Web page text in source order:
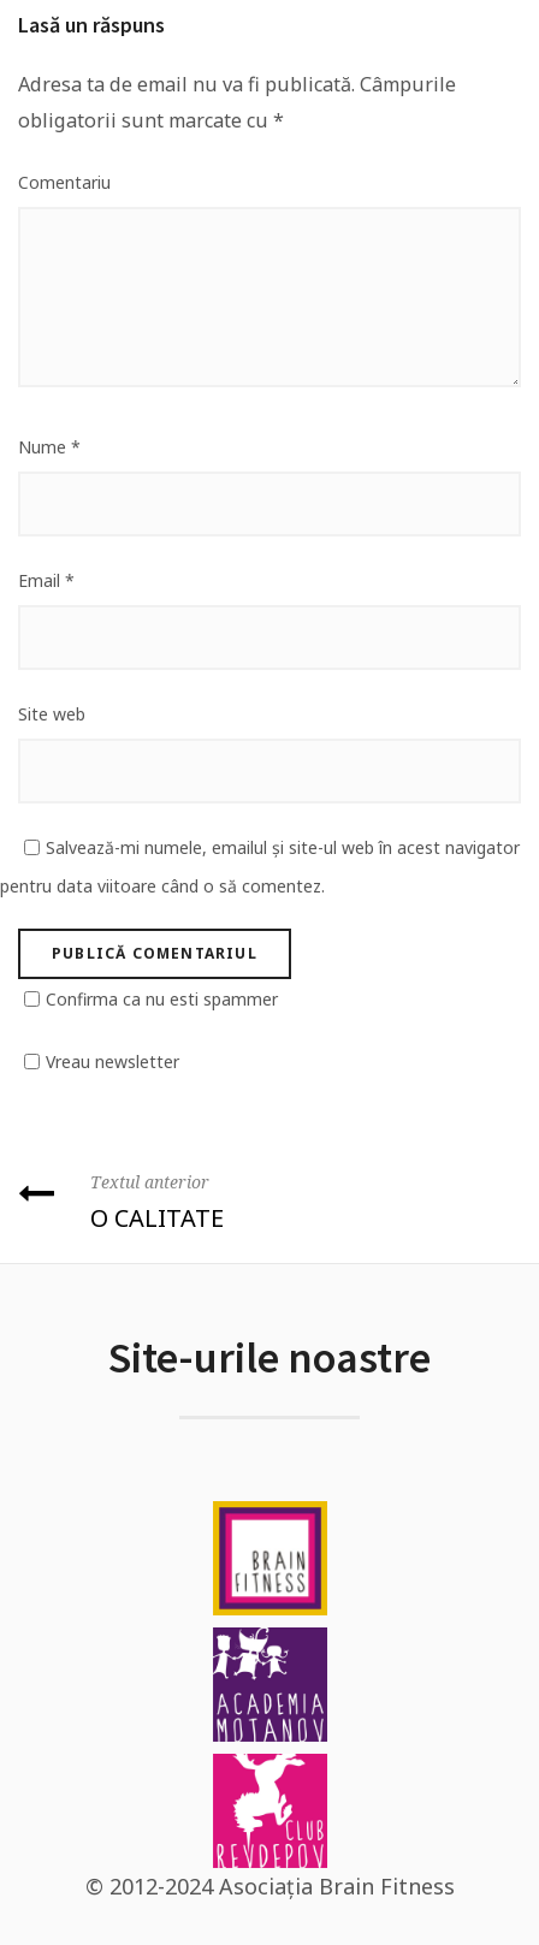
Lasă un răspuns
Adresa ta de email nu va fi publicată. Câmpurile
obligatorii sunt marcate cu *
Comentariu
Nume *
Email *
Site web
Salvează-mi numele, emailul și site-ul web în acest navigator
pentru data viitoare când o să comentez.
Confirma ca nu esti spammer
Vreau newsletter
Textul anterior
O CALITATE
Site-urile noastre
© 2012-2024 Asociația Brain Fitness